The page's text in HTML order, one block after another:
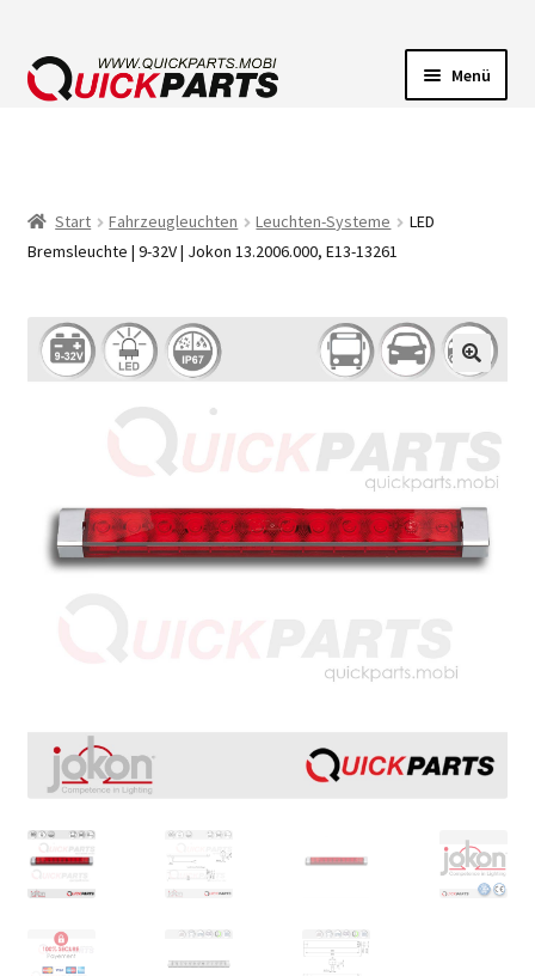
Menü
FÖRDERPUMPEN
HUPEN
Start Fahrzeugleuchten Leuchten-Systeme
LED
Bremsleuchte | 9-32V | Jokon 13.2006.000, E13-13261